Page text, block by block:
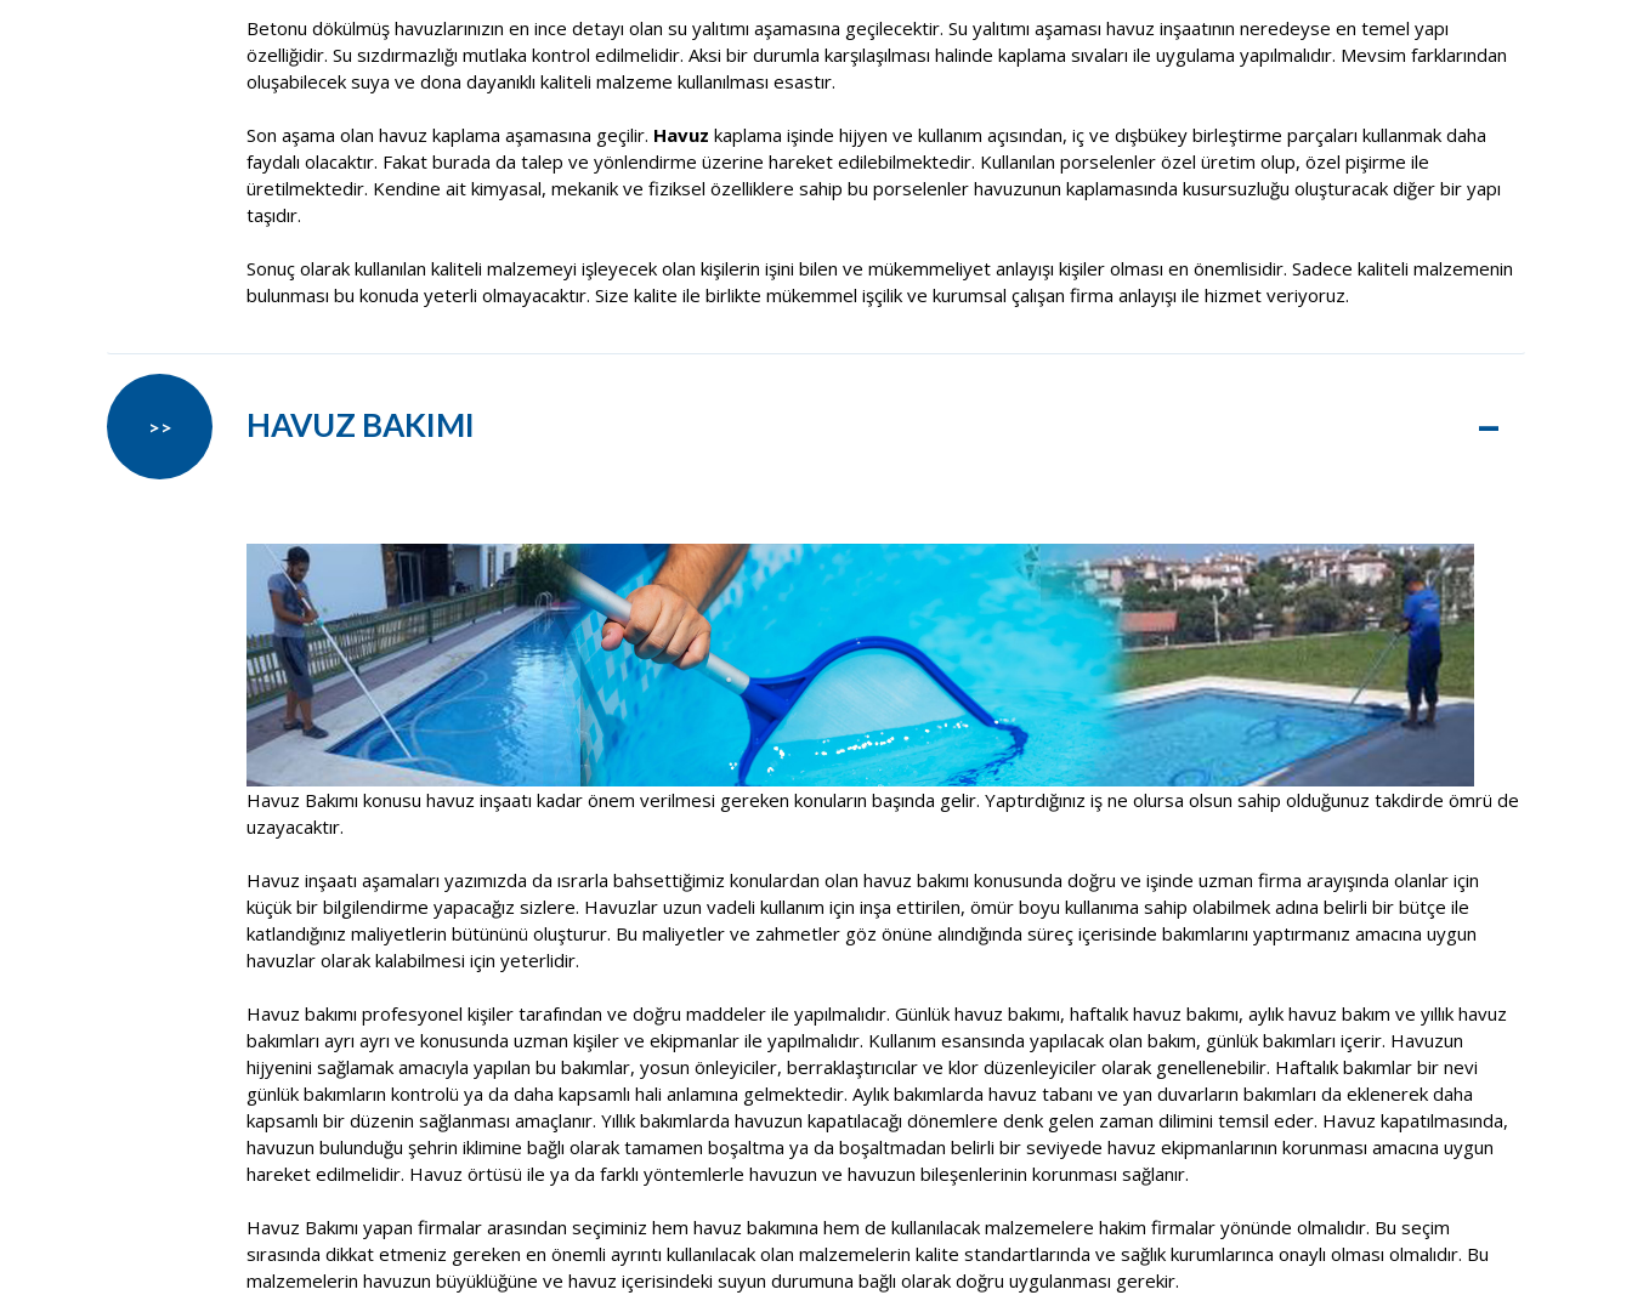
Betonu dökülmüş havuzlarınızın en ince detayı olan su yalıtımı aşamasına geçilecektir. Su yalıtımı aşaması havuz inşaatının neredeyse en temel yapı
özelliğidir. Su sızdırmazlığı mutlaka kontrol edilmelidir. Aksi bir durumla karşılaşılması halinde kaplama sıvaları ile uygulama yapılmalıdır. Mevsim farklarından
oluşabilecek suya ve dona dayanıklı kaliteli malzeme kullanılması esastır.
Son aşama olan havuz kaplama aşamasına geçilir. Havuz kaplama işinde hijyen ve kullanım açısından, iç ve dışbükey birleştirme parçaları kullanmak daha
faydalı olacaktır. Fakat burada da talep ve yönlendirme üzerine hareket edilebilmektedir. Kullanılan porselenler özel üretim olup, özel pişirme ile
üretilmektedir. Kendine ait kimyasal, mekanik ve fiziksel özelliklere sahip bu porselenler havuzunun kaplamasında kusursuzluğu oluşturacak diğer bir yapı
taşıdır.
Sonuç olarak kullanılan kaliteli malzemeyi işleyecek olan kişilerin işini bilen ve mükemmeliyet anlayışı kişiler olması en önemlisidir. Sadece kaliteli malzemenin
bulunması bu konuda yeterli olmayacaktır. Size kalite ile birlikte mükemmel işçilik ve kurumsal çalışan firma anlayışı ile hizmet veriyoruz.
HAVUZ BAKIMI –
>>
Havuz Bakımı konusu havuz inşaatı kadar önem verilmesi gereken konuların başında gelir. Yaptırdığınız iş ne olursa olsun sahip olduğunuz takdirde ömrü de
uzayacaktır.
Havuz inşaatı aşamaları yazımızda da ısrarla bahsettiğimiz konulardan olan havuz bakımı konusunda doğru ve işinde uzman firma arayışında olanlar için
küçük bir bilgilendirme yapacağız sizlere. Havuzlar uzun vadeli kullanım için inşa ettirilen, ömür boyu kullanıma sahip olabilmek adına belirli bir bütçe ile
katlandığınız maliyetlerin bütününü oluşturur. Bu maliyetler ve zahmetler göz önüne alındığında süreç içerisinde bakımlarını yaptırmanız amacına uygun
havuzlar olarak kalabilmesi için yeterlidir.
Havuz bakımı profesyonel kişiler tarafından ve doğru maddeler ile yapılmalıdır. Günlük havuz bakımı, haftalık havuz bakımı, aylık havuz bakım ve yıllık havuz
bakımları ayrı ayrı ve konusunda uzman kişiler ve ekipmanlar ile yapılmalıdır. Kullanım esansında yapılacak olan bakım, günlük bakımları içerir. Havuzun
hijyenini sağlamak amacıyla yapılan bu bakımlar, yosun önleyiciler, berraklaştırıcılar ve klor düzenleyiciler olarak genellenebilir. Haftalık bakımlar bir nevi
günlük bakımların kontrolü ya da daha kapsamlı hali anlamına gelmektedir. Aylık bakımlarda havuz tabanı ve yan duvarların bakımları da eklenerek daha
kapsamlı bir düzenin sağlanması amaçlanır. Yıllık bakımlarda havuzun kapatılacağı dönemlere denk gelen zaman dilimini temsil eder. Havuz kapatılmasında,
havuzun bulunduğu şehrin iklimine bağlı olarak tamamen boşaltma ya da boşaltmadan belirli bir seviyede havuz ekipmanlarının korunması amacına uygun
hareket edilmelidir. Havuz örtüsü ile ya da farklı yöntemlerle havuzun ve havuzun bileşenlerinin korunması sağlanır.
Havuz Bakımı yapan firmalar arasından seçiminiz hem havuz bakımına hem de kullanılacak malzemelere hakim firmalar yönünde olmalıdır. Bu seçim
sırasında dikkat etmeniz gereken en önemli ayrıntı kullanılacak olan malzemelerin kalite standartlarında ve sağlık kurumlarınca onaylı olması olmalıdır. Bu
malzemelerin havuzun büyüklüğüne ve havuz içerisindeki suyun durumuna bağlı olarak doğru uygulanması gerekir.